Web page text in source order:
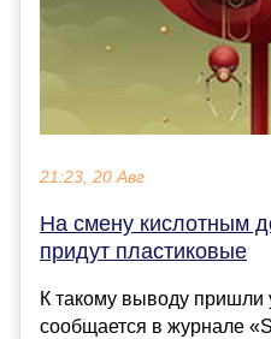
21:23, 20 Авг
На смену кислотным
придут пластиковые
К такому выводу пришли
сообщается в журнале